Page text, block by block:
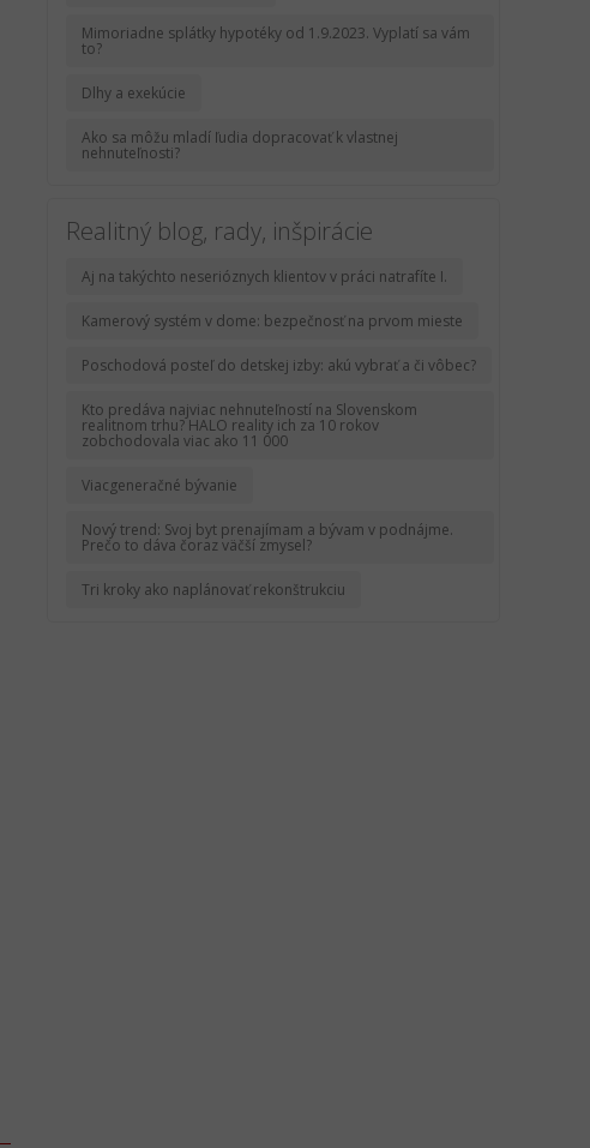
Mimoriadne splátky hypotéky od 1.9.2023. Vyplatí sa vám
to?
Dlhy a exekúcie
Ako sa môžu mladí ľudia dopracovať k vlastnej
nehnuteľnosti?
Realitný blog, rady, inšpirácie
Aj na takýchto neserióznych klientov v práci natrafíte I.
Kamerový systém v dome: bezpečnosť na prvom mieste
Poschodová posteľ do detskej izby: akú vybrať a či vôbec?
Kto predáva najviac nehnuteľností na Slovenskom
realitnom trhu? HALO reality ich za 10 rokov
zobchodovala viac ako 11 000
Viacgeneračné bývanie
Nový trend: Svoj byt prenajímam a bývam v podnájme.
Prečo to dáva čoraz väčší zmysel?
Tri kroky ako naplánovať rekonštrukciu